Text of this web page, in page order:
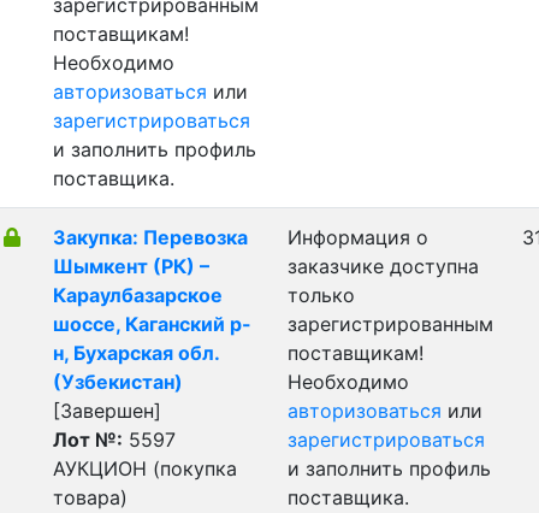
зарегистрированным
поставщикам!
Необходимо
авторизоваться или
зарегистрироваться
и заполнить профиль
поставщика.
Закупка: Перевозка
Шымкент (РК) –
Караулбазарское
шоссе, Каганский р-
н, Бухарская обл.
(Узбекистан)
[Завершен]
Лот №: 5597
АУКЦИОН (покупка
товара)
Информация о
заказчике доступна
только
зарегистрированным
поставщикам!
Необходимо
авторизоваться или
зарегистрироваться
и заполнить профиль
поставщика.